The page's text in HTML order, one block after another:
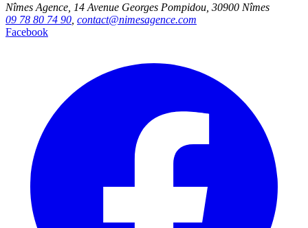
Nîmes Agence, 14 Avenue Georges Pompidou, 30900 Nîmes
09 78 80 74 90 contact@nimesagence.com
Facebook